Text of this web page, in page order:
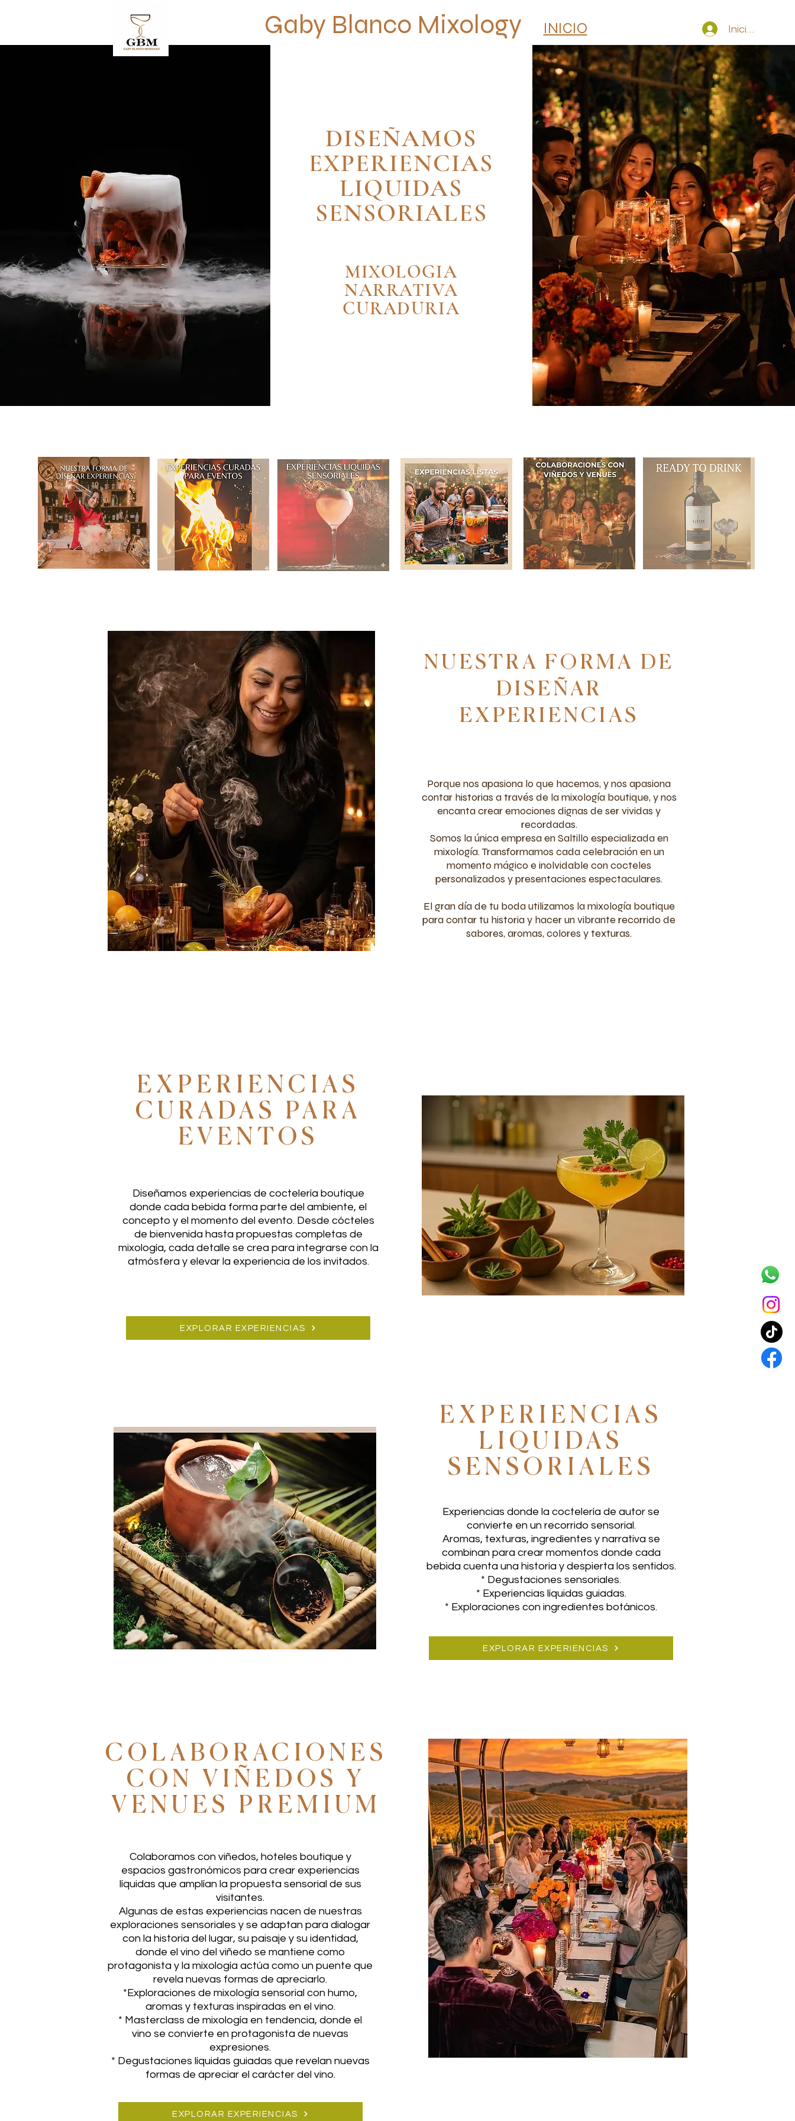
Gaby Blanco Mixology INICIO Iniciar sesión
DISEÑAMOS
EXPERIENCIAS
LIQUIDAS
SENSORIALES
MIXOLOGIA
NARRATIVA
CURADURIA
NUESTRA FORMA DE
DISEÑAR
EXPERIENCIAS
Porque nos apasiona lo que hacemos, y nos apasiona
contar historias a través de la mixología boutique, y nos
encanta crear emociones dignas de ser vividas y
recordadas.
Somos la única empresa en Saltillo especializada en
mixología. Transformamos cada celebración en un
momento mágico e inolvidable con cocteles
personalizados y presentaciones espectaculares.
El gran día de tu boda utilizamos la mixología boutique
para contar tu historia y hacer un vibrante recorrido de
sabores, aromas, colores y texturas.
EXPERIENCIAS
CURADAS PARA
EVENTOS
Diseñamos experiencias de coctelería boutique
donde cada bebida forma parte del ambiente, el
concepto y el momento del evento. Desde cócteles
de bienvenida hasta propuestas completas de
mixología, cada detalle se crea para integrarse con la
atmósfera y elevar la experiencia de los invitados.
EXPLORAR EXPERIENCIAS
EXPERIENCIAS
LIQUIDAS
SENSORIALES
Experiencias donde la coctelería de autor se
convierte en un recorrido sensorial.
Aromas, texturas, ingredientes y narrativa se
combinan para crear momentos donde cada
bebida cuenta una historia y despierta los sentidos.
* Degustaciones sensoriales.
* Experiencias líquidas guiadas.
* Exploraciones con ingredientes botánicos.
EXPLORAR EXPERIENCIAS
COLABORACIONES
CON VIÑEDOS Y
VENUES PREMIUM
Colaboramos con viñedos, hoteles boutique y
espacios gastronómicos para crear experiencias
líquidas que amplían la propuesta sensorial de sus
visitantes.
Algunas de estas experiencias nacen de nuestras
exploraciones sensoriales y se adaptan para dialogar
con la historia del lugar, su paisaje y su identidad,
donde el vino del viñedo se mantiene como
protagonista y la mixología actúa como un puente que
revela nuevas formas de apreciarlo.
*Exploraciones de mixología sensorial con humo,
aromas y texturas inspiradas en el vino.
* Masterclass de mixología en tendencia, donde el
vino se convierte en protagonista de nuevas
expresiones.
* Degustaciones líquidas guiadas que revelan nuevas
formas de apreciar el carácter del vino.
EXPLORAR EXPERIENCIAS